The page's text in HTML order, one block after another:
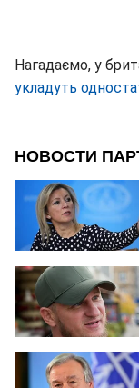
Нагадаємо, у
укладуть